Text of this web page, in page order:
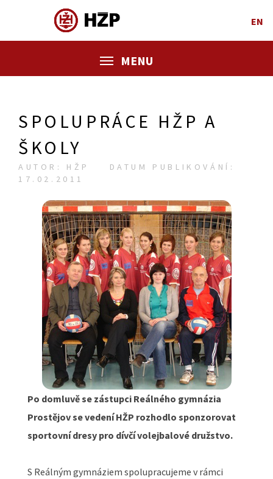
EN
MENU
SPOLUPRÁCE HŽP A
ŠKOLY
AUTOR: HŽP
DATUM PUBLIKOVÁNÍ:
17.02.2011
Po domluvě se zástupci Reálného gymnázia
Prostějov se vedení HŽP rozhodlo sponzorovat
sportovní dresy pro dívčí volejbalové družstvo.
S Reálným gymnáziem spolupracujeme v rámci